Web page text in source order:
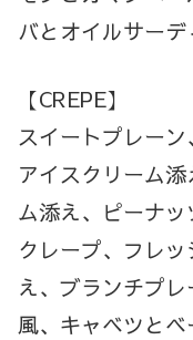
バとオイルサー
【CREPE】
スイートプレー
アイスクリーム
ム添え、ピーナ
クレープ、フレ
え、ブランチプ
風、キャベツと